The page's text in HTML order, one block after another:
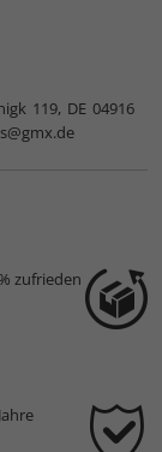
119, DE 04916
zufrieden